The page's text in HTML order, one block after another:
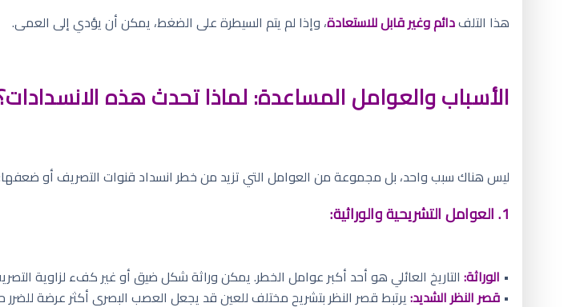
هذا التلفدائم وغير قابل للاستعادة، وإذا لم يتم السيطرة على الضغط، يمكن أن يؤدي إلى العمى.
الأسباب والعوامل المساعدة: لماذا تحدث هذه
ليس هناك سبب واحد، بل مجموعة من العوامل التي تزيد من خطر انسداد قنوات التصريف أو
1. العوامل التشريحية والوراثية:
• الوراثة: التاريخ العائلي هو أحد أكبر عوامل الخطر. يمكن وراثة شكل ضيق أو غير كفء لزاوية
• قصر النظر الشديد:يرتبط قصر النظر بتشريح مختلف للعين قد يجعل العصب البصري أكثر عرضة